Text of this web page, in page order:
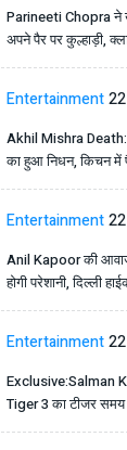
Parineeti Chopra ने
अपने पैर पर कुल्हाड़ी,
पर्दाफाश
Entertainment
Akhil Mishra
का हुआ निधन, किचन में
Entertainment
Anil Kapoor की
होगी परेशानी, दिल्ली
Entertainment
Exclusive:Salman
Tiger 3 का टीजर समय